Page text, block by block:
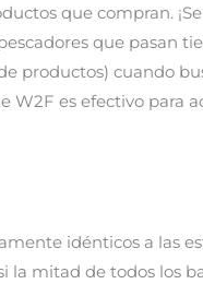
que compran.
que pasan
productos) cuando
W2F es efectivo para
idénticos a las
la mitad de todos los